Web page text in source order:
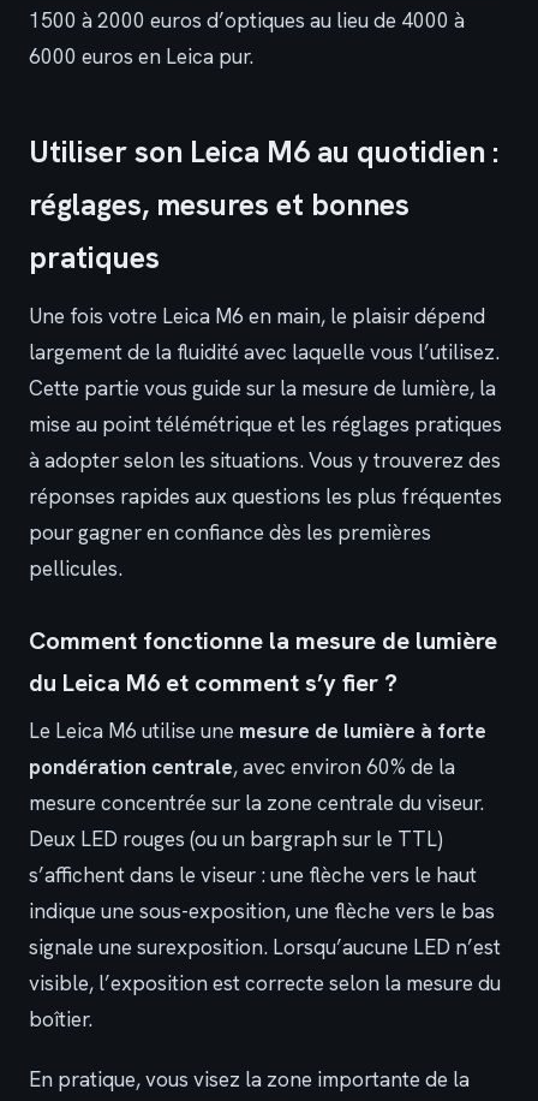
1500 à 2000 euros d’optiques au lieu de 4000 à
6000 euros en Leica pur.
Utiliser son Leica M6 au quotidien :
réglages, mesures et bonnes
pratiques
Une fois votre Leica M6 en main, le plaisir dépend
largement de la fluidité avec laquelle vous l’utilisez.
Cette partie vous guide sur la mesure de lumière, la
mise au point télémétrique et les réglages pratiques
à adopter selon les situations. Vous y trouverez des
réponses rapides aux questions les plus fréquentes
pour gagner en confiance dès les premières
pellicules.
Comment fonctionne la mesure de lumière
du Leica M6 et comment s’y fier ?
Le Leica M6 utilise une mesure de lumière à forte
pondération centrale, avec environ 60% de la
mesure concentrée sur la zone centrale du viseur.
Deux LED rouges (ou un bargraph sur le TTL)
s’affichent dans le viseur : une flèche vers le haut
indique une sous-exposition, une flèche vers le bas
signale une surexposition. Lorsqu’aucune LED n’est
visible, l’exposition est correcte selon la mesure du
boîtier.
En pratique, vous visez la zone importante de la